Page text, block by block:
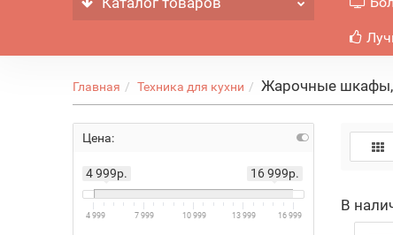
Главная Техника для кухни Жарочные
Цена:
4 999р. 16 999р.
4 999 7 999 10 999 13 999 16 999
В